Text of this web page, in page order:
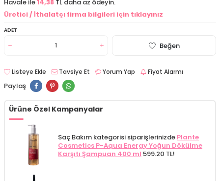
Havale ile14,38 TL daha az ödeyin.
Üretici / İthalatçı firma bilgileri için tıklayınız
ADET
Beğen
Listeye Ekle Tavsiye Et Yorum Yap Fiyat Alarmı
Paylaş
Ürüne Özel Kampanyalar
Saç Bakım kategorisi siparişlerinizde Plante
Cosmetics P-Aqua Energy Yoğun Dökülme
Karşıtı Şampuan 400 ml 599.20 TL!